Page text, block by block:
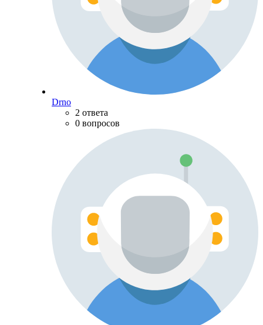
Drno
2 ответа
0 вопросов